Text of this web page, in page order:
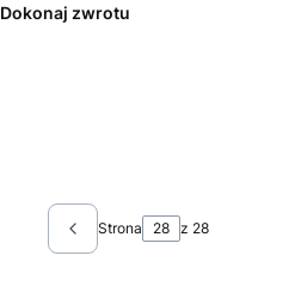
Dokonaj zwrotu
Poprzednie produkty
Strona z 28